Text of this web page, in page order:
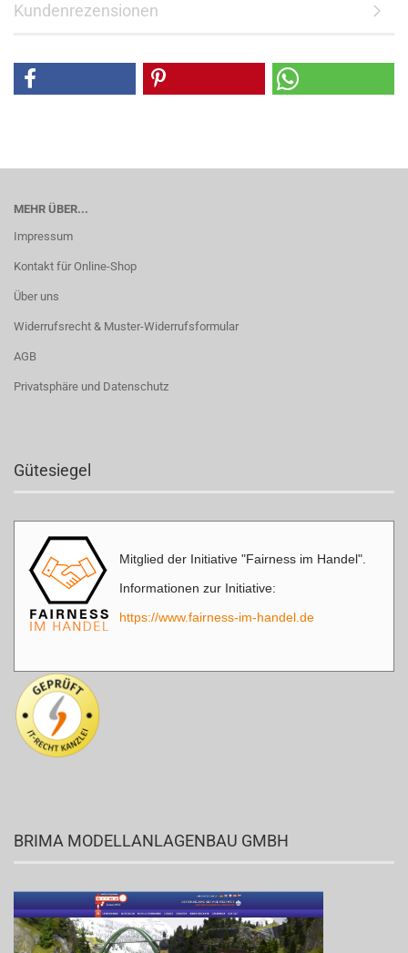
Kundenrezensionen
MEHR ÜBER...
Impressum
Kontakt für Online-Shop
Über uns
Widerrufsrecht & Muster-Widerrufsformular
AGB
Privatsphäre und Datenschutz
Gütesiegel
Mitglied der Initiative "Fairness im Handel".
Informationen zur Initiative:
https://www.fairness-im-handel.de
BRIMA MODELLANLAGENBAU GMBH